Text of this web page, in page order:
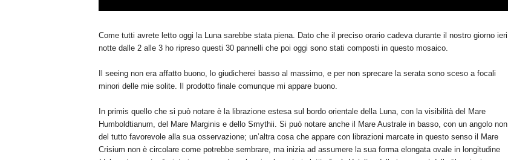
Come tutti avrete letto oggi la Luna sarebbe stata piena. Dato che il preciso orario cadeva durante il nostro giorno ieri
notte dalle 2 alle 3 ho ripreso questi 30 pannelli che poi oggi sono stati composti in questo mosaico.
Il seeing non era affatto buono, lo giudicherei basso al massimo, e per non sprecare la serata sono sceso a focali
minori delle mie solite. Il prodotto finale comunque mi appare buono.
In primis quello che si può notare è la librazione estesa sul bordo orientale della Luna, con la visibilità del Mare
Humboldtianum, del Mare Marginis e dello Smythii. Si può notare anche il Mare Australe in basso, con un angolo non
del tutto favorevole alla sua osservazione; un’altra cosa che appare con librazioni marcate in questo senso il Mare
Crisium non è circolare come potrebbe sembrare, ma inizia ad assumere la sua forma elongata ovale in longitudine